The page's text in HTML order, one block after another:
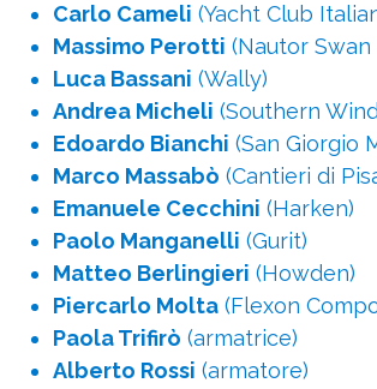
Carlo Cameli (Yacht Club
Massimo Perotti (Nautor Swan
Luca Bassani (Wally)
Andrea Micheli (Southern
Edoardo Bianchi (San Giorgio
Marco Massabò (Cantieri di
Emanuele Cecchini (Harken)
Paolo Manganelli (Gurit)
Matteo Berlingieri (Howden)
Piercarlo Molta (Flexon
Paola Trifirò (armatrice)
Alberto Rossi (armatore)